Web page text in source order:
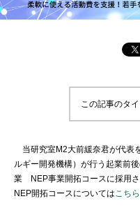
この記事のタ
当研究室M2大前緩奈君が代表
ルギー開発機構）が行う起業前
業 NEP事業開拓コースに採用さ
NEP開拓コースについてはこちら